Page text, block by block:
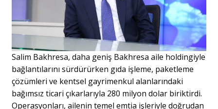
Salim Bakhresa, daha geniş Bakhresa aile holdingiyle
bağlantılarını sürdürürken gıda işleme, paketleme
çözümleri ve kentsel gayrimenkul alanlarındaki
bağımsız ticari çıkarlarıyla 280 milyon dolar biriktirdi.
Operasyonları, ailenin temel emtia işleriyle doğrudan